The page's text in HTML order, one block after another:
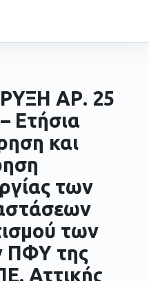
ΑΡ. 25
Ετήσια
και
των
των
ΠΦΥ της
Αττικής